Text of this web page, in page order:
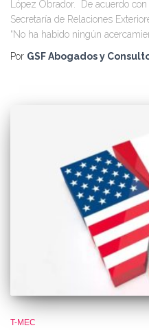
López Obrador. De acuerdo
Secretaría de Relaciones
“No ha habido ningún
Por GSF Abogados y
T-MEC